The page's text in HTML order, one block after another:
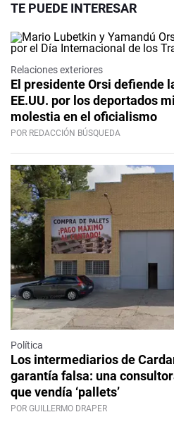
TE PUEDE INTERESAR
Relaciones exteriores
El presidente Orsi defiende
EE.UU. por los deportados
molestia en el oficialismo
POR REDACCIÓN BÚSQUEDA
Política
Los intermediarios de
garantía falsa: una
que vendía ‘pallets’
POR GUILLERMO DRAPER